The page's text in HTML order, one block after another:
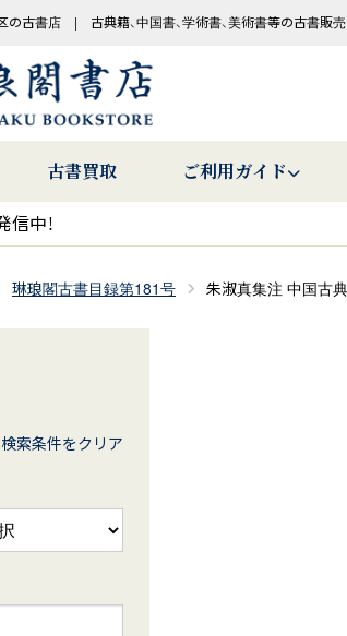
古書店 | 古典籍、中国書、学術書、美術書等の古書販売
古書買取 ご利用ガイド
中！
琳琅閣古書目録第181号 朱淑真集注 中国古
検索条件をクリア